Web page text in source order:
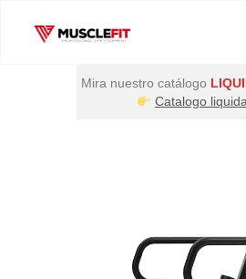
Mira nuestro catálogo
Catalogo